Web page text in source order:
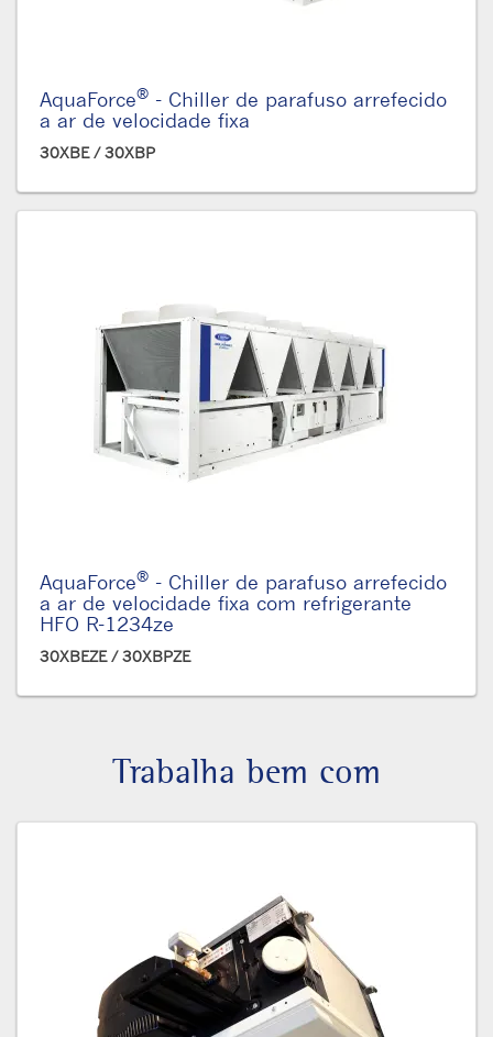
AquaForce® - Chiller de parafuso arrefecido
a ar de velocidade fixa
30XBE / 30XBP
AquaForce® - Chiller de parafuso arrefecido
a ar de velocidade fixa com refrigerante
HFO R-1234ze
30XBEZE / 30XBPZE
Trabalha bem com